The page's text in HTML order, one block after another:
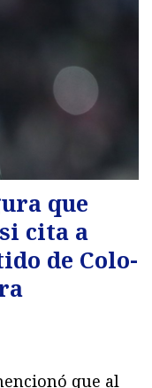
que
cita a
de Colo-
que al